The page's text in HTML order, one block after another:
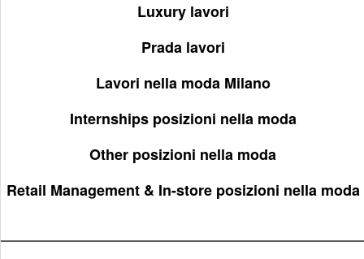
Luxury lavori
Prada lavori
Lavori nella moda Milano
Internships posizioni nella moda
Other posizioni nella moda
Retail Management & In-store posizioni nella moda